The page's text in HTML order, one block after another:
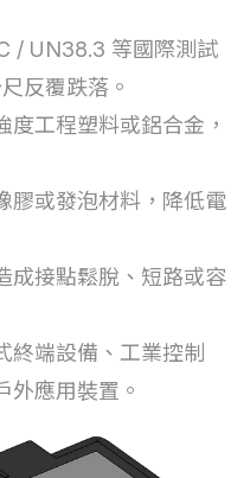
/ UN38.3 等國際測試
反覆跌落。
度工程塑料或鋁合金，
膠或發泡材料，降低電
成接點鬆脫、短路或容
終端設備、工業控制
外應用裝置。